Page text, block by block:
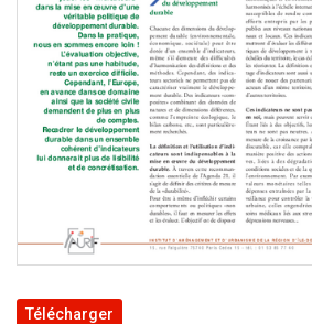
Télécharger